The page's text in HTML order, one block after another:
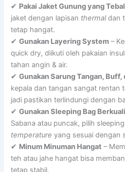
✔ Pakai Jaket Gunung yang
jaket dengan lapisan thermaldan
tetap hangat.
✔Gunakan Layering System –
quick dry, diikuti oleh pakaian
tahan angin & air.
✔Gunakan Sarung Tangan, Buff,
kepala dan tangan sangat rentan
jadi pastikan terlindungi dengan
✔Gunakan Sleeping Bag
Sabana atau puncak, pilih
temperature yang sesuai dengan
✔ Minum Minuman Hangat –
teh atau jahe hangat bisa
tetap stabil.